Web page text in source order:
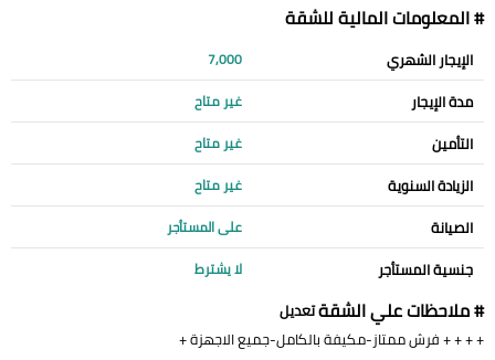
# المعلومات المالية للشقة
الإيجار الشهري 7,000
مدة الإيجار غير متاح
التأمين غير متاح
الزيادة السنوية غير متاح
الصيانة على المستأجر
جنسية المستأجر لا يشترط
# ملاحظات علي الشقةتعديل
+ + + + فرش ممتاز-مكيفة بالكامل-جميع الاجهزة +